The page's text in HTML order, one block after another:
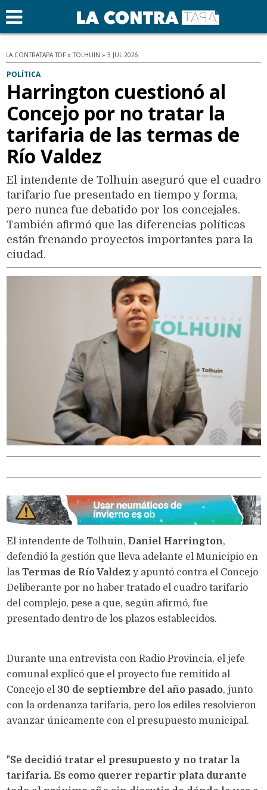
LA CONTRATAPA TDF » TOLHUIN » 3 JUL 2026
POLÍTICA
Harrington cuestionó al
Concejo por no tratar la
tarifaria de las termas de
Río Valdez
El intendente de Tolhuin aseguró que el cuadro
tarifario fue presentado en tiempo y forma,
pero nunca fue debatido por los concejales.
También afirmó que las diferencias políticas
están frenando proyectos importantes para la
ciudad.
El intendente de Tolhuin, Daniel Harrington,
defendió la gestión que lleva adelante el Municipio en
las Termas de Río Valdez y apuntó contra el Concejo
Deliberante por no haber tratado el cuadro tarifario
del complejo, pese a que, según afirmó, fue
presentado dentro de los plazos establecidos.
Durante una entrevista con Radio Provincia, el jefe
comunal explicó que el proyecto fue remitido al
Concejo el 30 de septiembre del año pasado, junto
con la ordenanza tarifaria, pero los ediles resolvieron
avanzar únicamente con el presupuesto municipal.
"Se decidió tratar el presupuesto y no tratar la
tarifaria. Es como querer repartir plata durante